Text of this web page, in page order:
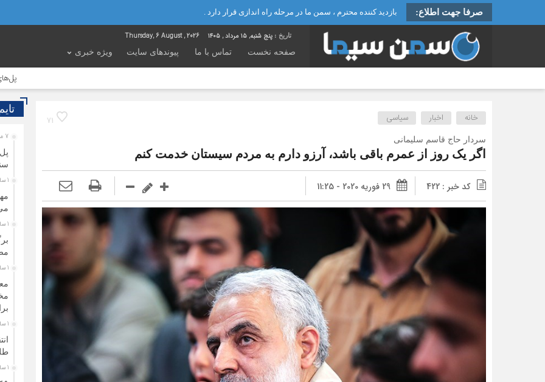
صرفا جهت اطلاع: بازدید کننده محترم ، سمن ما در مرحله راه اندازی قرار دارد .
تاریخ : پنج شنبه, ۱۵ مرداد , ۱۴۰۵ Thursday, 6 August , 2026
صفحه نخست تماس با ما پیوندهای سایت ویژه خبری
پل‌های شکسته
71 خانه اخبار سیاسی
سردار حاج قاسم سلیمانی
اگر یک روز از عمرم باقی باشد، آرزو دارم به مردم سیستان خدمت کنم
کد خبر : 422 29 فوریه 2020 - 11:25
7 ماه قبل
1 سال قبل
1 سال قبل
1 سال قبل
1 سال قبل
1 سال قبل